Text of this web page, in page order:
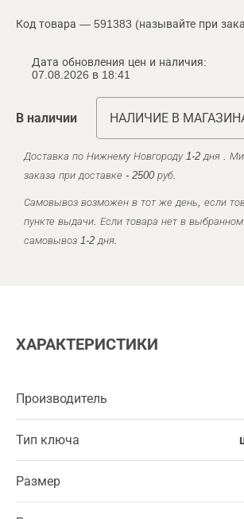
Код товара — 591383 (называйте при
Дата обновления цен и наличия:
07.08.2026 в 18:41
В наличии НАЛИЧИЕ В
Доставка по Нижнему Новгороду 1-2 дня .
заказа при доставке - 2500 руб.
Самовывоз возможен в тот же день, если
пункте выдачи. Если товара нет в
самовывоз 1-2 дня.
ХАРАКТЕРИСТИКИ
Производитель
Тип ключа
Размер